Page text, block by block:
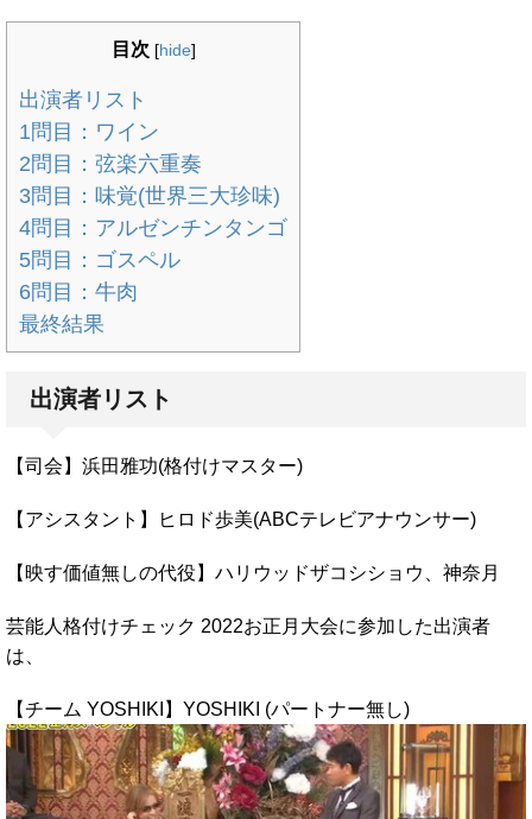
目次 [hide]
出演者リスト
1問目：ワイン
2問目：弦楽六重奏
3問目：味覚(世界三大珍味)
4問目：アルゼンチンタンゴ
5問目：ゴスペル
6問目：牛肉
最終結果
出演者リスト
【司会】浜田雅功(格付けマスター)
【アシスタント】ヒロド歩美(ABCテレビアナウンサー)
【映す価値無しの代役】ハリウッドザコシショウ、神奈月
芸能人格付けチェック 2022お正月大会に参加した出演者
は、
【チーム YOSHIKI】YOSHIKI (パートナー無し)